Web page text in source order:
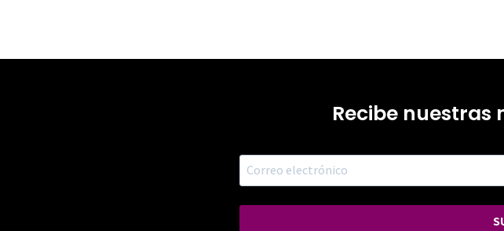
Recibe nuestras